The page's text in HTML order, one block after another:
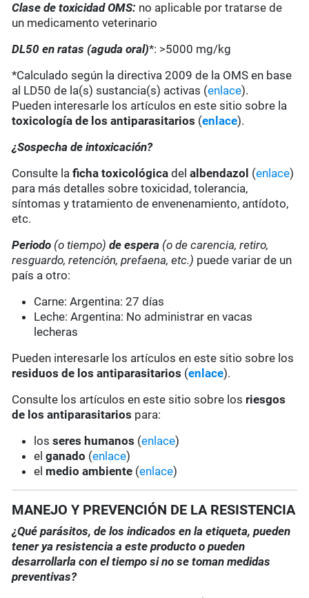
Clase de toxicidad OMS: no aplicable por tratarse de
un medicamento veterinario
DL50 en ratas (aguda oral)*: >5000 mg/kg
*Calculado según la directiva 2009 de la OMS en base
al LD50 de la(s) sustancia(s) activas (enlace).
Pueden interesarle los artículos en este sitio sobre la
toxicología de los antiparasitarios (enlace).
¿Sospecha de intoxicación?
Consulte laficha toxicológica delalbendazol (enlace)
para más detalles sobre toxicidad, tolerancia,
síntomas y tratamiento de envenenamiento, antídoto,
etc.
Periodo (o tiempo) de espera (o de carencia, retiro,
resguardo, retención, prefaena, etc.) puede variar de un
país a otro:
Carne: Argentina: 27 días
Leche: Argentina: No administrar en vacas
lecheras
Pueden interesarle los artículos en este sitio sobre los
residuos de los antiparasitarios (enlace).
Consulte los artículos en este sitio sobre los riesgos
de los antiparasitarios para:
losseres humanos (enlace)
elganado (enlace)
el medio ambiente (enlace)
MANEJO Y PREVENCIÓN DE LA RESISTENCIA
¿Qué parásitos, de los indicados en la etiqueta, pueden
tener ya resistencia a este producto o pueden
desarrollarla con el tiempo si no se toman medidas
preventivas?